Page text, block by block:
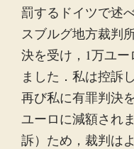
罰するドイツで述
スブルグ地方裁判
決を受け，1万ユ
ました．私は控訴
再び私に有罪判決
ユーロに減額され
訴）ため，裁判は